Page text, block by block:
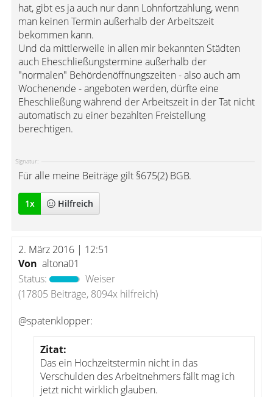
hat, gibt es ja auch nur dann Lohnfortzahlung, wenn
man keinen Termin außerhalb der Arbeitszeit
bekommen kann.
Und da mittlerweile in allen mir bekannten Städten
auch Eheschließungstermine außerhalb der
"normalen" Behördenöffnungszeiten - also auch am
Wochenende - angeboten werden, dürfte eine
Eheschließung während der Arbeitszeit in der Tat nicht
automatisch zu einer bezahlten Freistellung
berechtigen.
Signatur:
Für alle meine Beiträge gilt §675(2) BGB.
1x Hilfreich
2. März 2016 | 12:51
Von altona01
Status:
Weiser
(17805 Beiträge, 8094x hilfreich)
@spatenklopper:
Zitat:
Das ein Hochzeitstermin nicht in das
Verschulden des Arbeitnehmers fällt mag ich
jetzt nicht wirklich glauben.